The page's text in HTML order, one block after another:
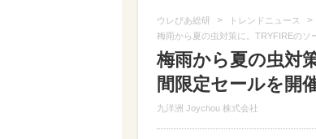
ウレぴあ総研 > トレンドニュース >
梅雨から夏の虫対策に。TRYFIREのソ
梅雨から夏の虫対
間限定セールを開
九洋洲 Joychou 株式会社